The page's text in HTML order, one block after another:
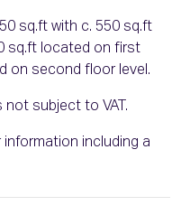
sq.ft with c. 550 sq.ft
sq.ft located on first
on second floor level.
subject to VAT.
including a